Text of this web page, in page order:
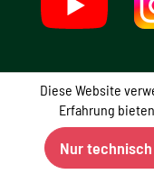
Diese Website
Erfahrung
Nur